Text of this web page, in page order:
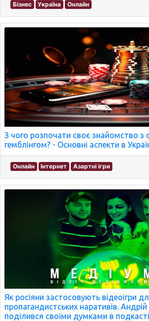
Бізнес Україна Онлайн
З чого розпочати своє знайомство з
гемблінгом? - Основні аспекти в
Онлайн Інтернет Азартні ігри
Як росіяни застосовують відеоігри
пропагандистських наративів.
поділився своїми думками в